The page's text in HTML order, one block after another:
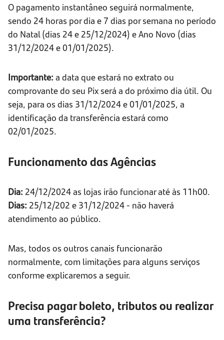
O pagamento instantâneo seguirá normalmente,
sendo 24 horas por dia e 7 dias por semana no período
do Natal (dias 24 e 25/12/2024) e Ano Novo (dias
31/12/2024 e 01/01/2025).
Importante: a data que estará no extrato ou
comprovante do seu Pix será a do próximo dia útil. Ou
seja, para os dias 31/12/2024 e 01/01/2025, a
identificação da transferência estará como
02/01/2025.
Funcionamento das Agências
Dia: 24/12/2024 as lojas irão funcionar até às 11h00.
Dias: 25/12/202 e 31/12/2024 - não haverá
atendimento ao público.
Mas, todos os outros canais funcionarão
normalmente, com limitações para alguns serviços
conforme explicaremos a seguir.
Precisa pagar boleto, tributos ou realizar
uma transferência?